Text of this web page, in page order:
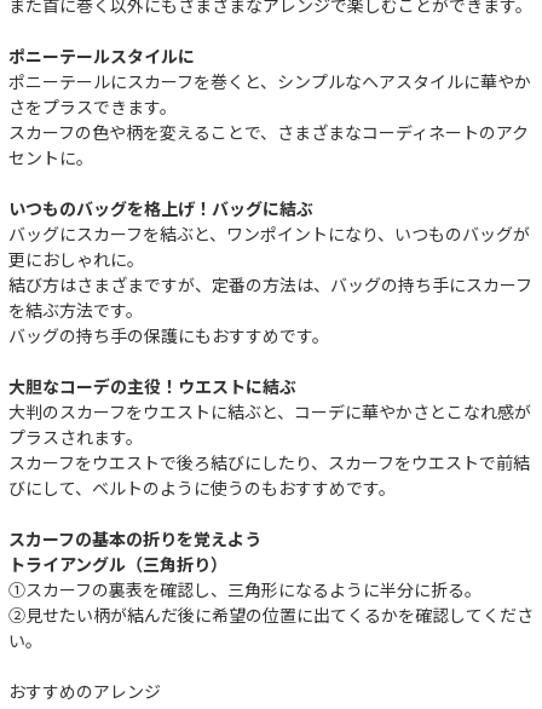
ポニーテールスタイルに
ポニーテールにスカーフを巻くと、シンプルなヘアスタイルに華やか
さをプラスできます。
スカーフの色や柄を変えることで、さまざまなコーディネートのアク
セントに。
いつものバッグを格上げ！バッグに結ぶ
バッグにスカーフを結ぶと、ワンポイントになり、いつものバッグが
更におしゃれに。
結び方はさまざまですが、定番の方法は、バッグの持ち手にスカーフ
を結ぶ方法です。
バッグの持ち手の保護にもおすすめです。
大胆なコーデの主役！ウエストに結ぶ
大判のスカーフをウエストに結ぶと、コーデに華やかさとこなれ感が
プラスされます。
スカーフをウエストで後ろ結びにしたり、スカーフをウエストで前結
びにして、ベルトのように使うのもおすすめです。
スカーフの基本の折りを覚えよう
トライアングル（三角折り）
①スカーフの裏表を確認し、三角形になるように半分に折る。
②見せたい柄が結んだ後に希望の位置に出てくるかを確認してくださ
い。
おすすめのアレンジ